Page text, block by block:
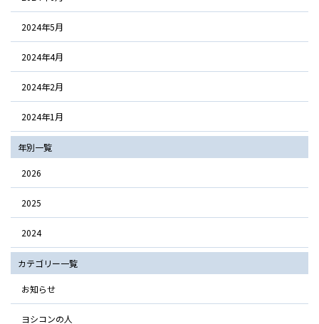
2024年5月
2024年4月
2024年2月
2024年1月
年別一覧
2026
2025
2024
カテゴリー一覧
お知らせ
ヨシコンの人